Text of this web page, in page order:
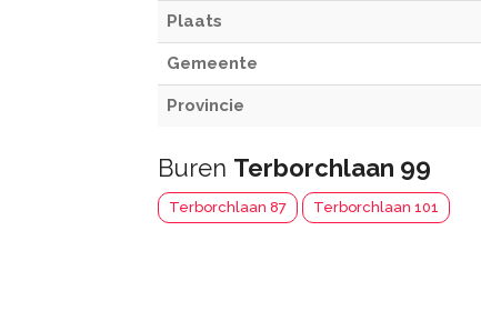
Plaats
Gemeente
Provincie
Buren Terborchlaan 99
Terborchlaan 87 Terborchlaan 101